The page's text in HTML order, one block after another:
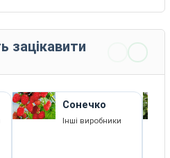
зацікавити
Сонечко
Інші виробники